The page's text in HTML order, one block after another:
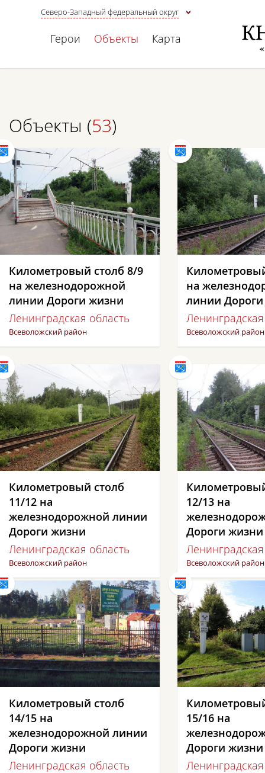
Северо-Западный федеральный округ
Герои Объекты Карта
Объекты (53)
Километровый столб 8/9
на железнодорожной
линии Дороги жизни
Ленинградская область
Всеволожский район
на
линии
Всеволожский район
Километровый столб
11/12 на
железнодорожной линии
Дороги жизни
Ленинградская область
Всеволожский район
12/13 на
Дороги жизни
Всеволожский район
Километровый столб
14/15 на
железнодорожной линии
Дороги жизни
Ленинградская область
15/16 на
Дороги жизни